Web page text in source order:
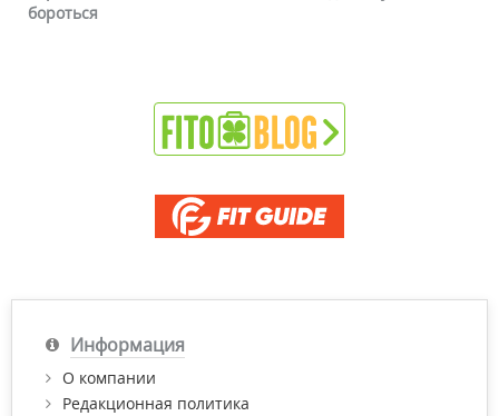
Информация
О компании
Редакционная политика